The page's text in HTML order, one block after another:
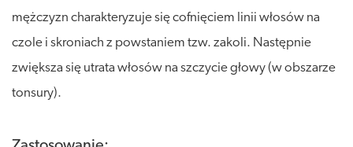
mężczyzn charakteryzuje się cofnięciem linii włosów na
czole i skroniach z powstaniem tzw. zakoli. Następnie
zwiększa się utrata włosów na szczycie głowy (w obszarze
tonsury).